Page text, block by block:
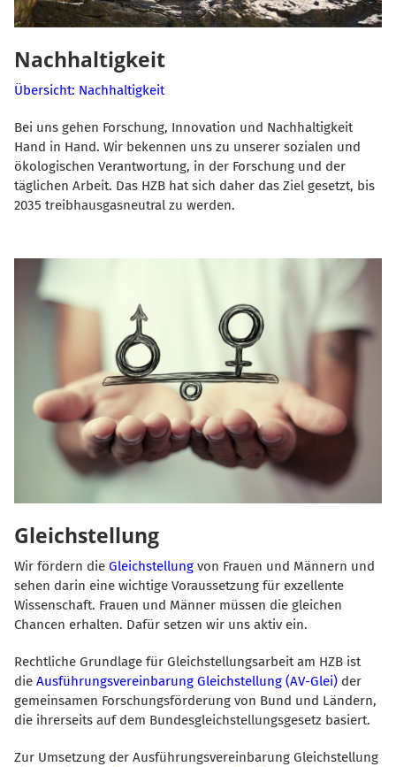
Nachhaltigkeit
Übersicht: Nachhaltigkeit
Bei uns gehen Forschung, Innovation und Nachhaltigkeit
Hand in Hand. Wir bekennen uns zu unserer sozialen und
ökologischen Verantwortung, in der Forschung und der
täglichen Arbeit. Das HZB hat sich daher das Ziel gesetzt, bis
2035 treibhausgasneutral zu werden.
Gleichstellung
Wir fördern die Gleichstellung von Frauen und Männern und
sehen darin eine wichtige Voraussetzung für exzellente
Wissenschaft. Frauen und Männer müssen die gleichen
Chancen erhalten. Dafür setzen wir uns aktiv ein.
Rechtliche Grundlage für Gleichstellungsarbeit am HZB ist
die Ausführungsvereinbarung Gleichstellung (AV-Glei) der
gemeinsamen Forschungsförderung von Bund und Ländern,
die ihrerseits auf dem Bundesgleichstellungsgesetz basiert.
Zur Umsetzung der Ausführungsvereinbarung Gleichstellung